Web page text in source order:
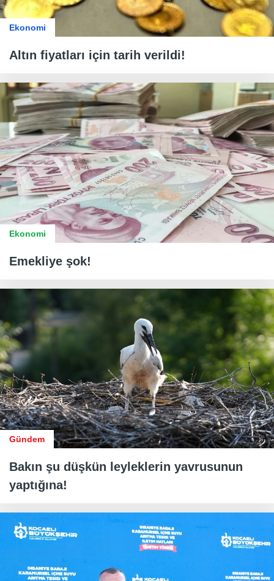
Ekonomi
Altın fiyatları için tarih verildi!
Ekonomi
Emekliye şok!
Gündem
Bakın şu düşkün leyleklerin yavrusunun
yaptığına!